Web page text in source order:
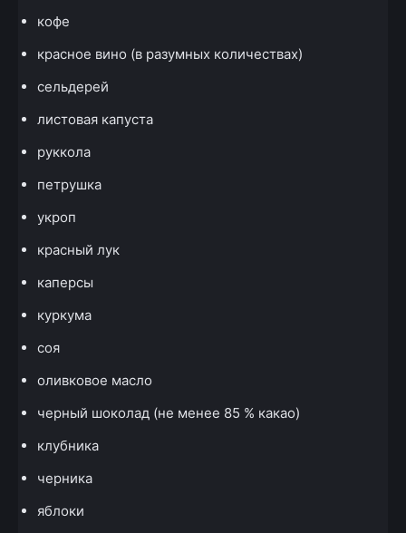
кофе
красное вино (в разумных количествах)
сельдерей
листовая капуста
руккола
петрушка
укроп
красный лук
каперсы
куркума
соя
оливковое масло
черный шоколад (не менее 85 % какао)
клубника
черника
яблоки